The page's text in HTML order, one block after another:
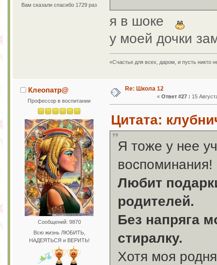
Вам сказали спасибо 1729 раз
я в шоке
у моей дочки
«Счастье для всех, даром, и пусть никто
Клеопатр@
Профессор в воспитании
Сообщений: 9870
Всю жизнь ЛЮБИТЬ,
НАДЕЯТЬСЯ и ВЕРИТЬ!
Re: Школа 12
« Ответ #27 : 15
Цитата:
Я тоже у нее
воспоминания!
Любит
родителей.
Без напряга
стиралку.
Хотя моя